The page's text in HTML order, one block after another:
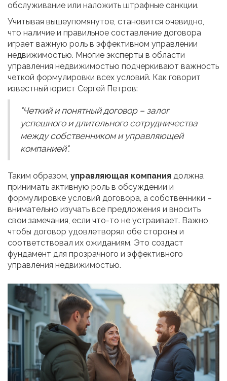
обслуживание или наложить штрафные санкции.
Учитывая вышеупомянутое, становится очевидно,
что наличие и правильное составление договора
играет важную роль в эффективном управлении
недвижимостью. Многие эксперты в области
управления недвижимостью подчеркивают важность
четкой формулировки всех условий. Как говорит
известный юрист Сергей Петров:
"Четкий и понятный договор – залог
успешного и длительного сотрудничества
между собственником и управляющей
компанией".
Таким образом, управляющая компания должна
принимать активную роль в обсуждении и
формулировке условий договора, а собственники –
внимательно изучать все предложения и вносить
свои замечания, если что-то не устраивает. Важно,
чтобы договор удовлетворял обе стороны и
соответствовал их ожиданиям. Это создаст
фундамент для прозрачного и эффективного
управления недвижимостью.